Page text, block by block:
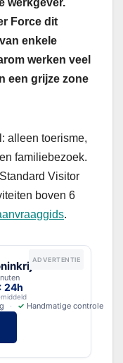
werkgever.
Force dit
enkele
werken veel
een grijze zone
alleen toerisme,
familiebezoek.
Visitor
boven 6
.
ADVERTENTIE
24h
✓ Handmatige controle